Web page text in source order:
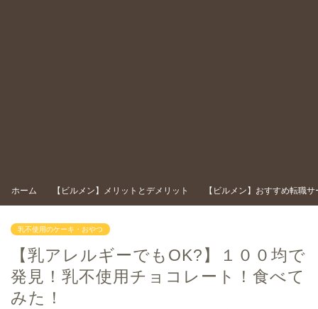
ホーム 【ビルメン】メリットとデメリット 【ビルメン】おすすめ転職サ
乳不使用のケーキ・おやつ
【乳アレルギーでもOK?】１００均で
発見！乳不使用チョコレート！食べて
みた！